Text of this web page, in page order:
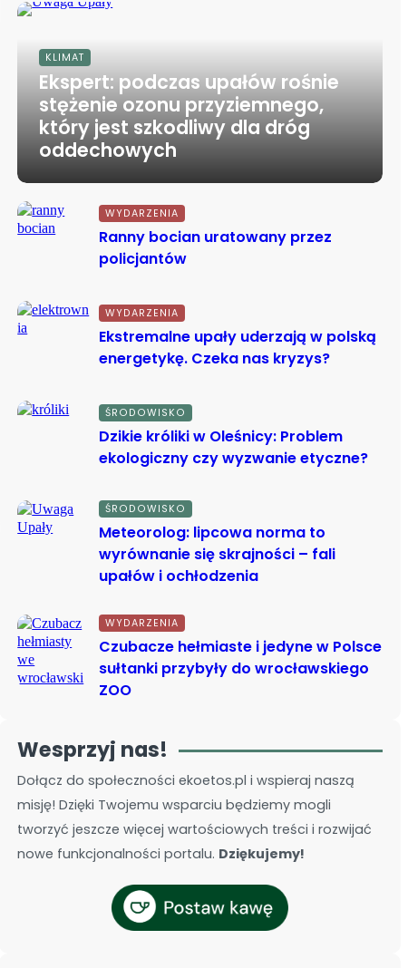
KLIMAT
Ekspert: podczas upałów rośnie
stężenie ozonu przyziemnego,
który jest szkodliwy dla dróg
oddechowych
WYDARZENIA
Ranny bocian uratowany przez
policjantów
WYDARZENIA
Ekstremalne upały uderzają w polską
energetykę. Czeka nas kryzys?
ŚRODOWISKO
Dzikie króliki w Oleśnicy: Problem
ekologiczny czy wyzwanie etyczne?
ŚRODOWISKO
Meteorolog: lipcowa norma to
wyrównanie się skrajności – fali
upałów i ochłodzenia
WYDARZENIA
Czubacze hełmiaste i jedyne w Polsce
sułtanki przybyły do wrocławskiego
ZOO
Wesprzyj nas!
Dołącz do społeczności ekoetos.pl i wspieraj naszą
misję! Dzięki Twojemu wsparciu będziemy mogli
tworzyć jeszcze więcej wartościowych treści i rozwijać
nowe funkcjonalności portalu. Dziękujemy!